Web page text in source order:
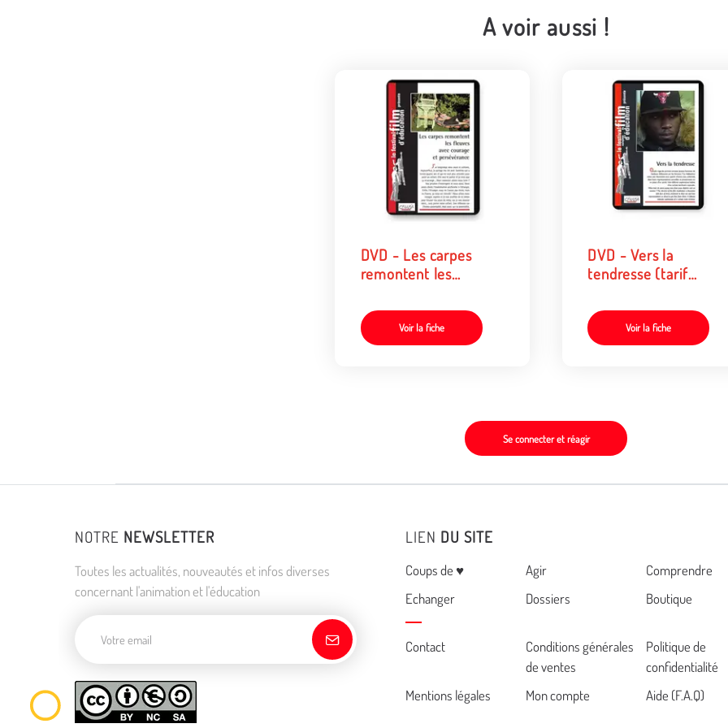
A voir aussi !
DVD - Les carpes
remontent les
collectivités/organismes)
Voir la fiche
DVD - Vers la
tendresse (tarif
Voir la fiche
Se connecter et réagir
NOTRE NEWSLETTER
Toutes les actualités, nouveautés et infos diverses
concernant l'animation et l'éducation
LIEN DU SITE
Menu
Coups de ♥ Agir
Comprendre
Echanger
Dossiers Boutique
Cemea
footer
Contact
Conditions générales
de ventes
Politique de
confidentialité
Mentions légales
Mon compte Aide (F.A.Q)